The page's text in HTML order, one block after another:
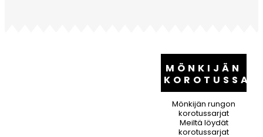
MÖNKIJÄN
Mönkijän rungon
korotussarjat
Meiltä löydät
korotussarjat